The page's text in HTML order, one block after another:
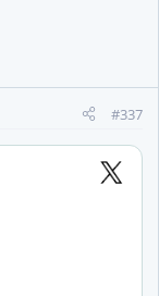
#337